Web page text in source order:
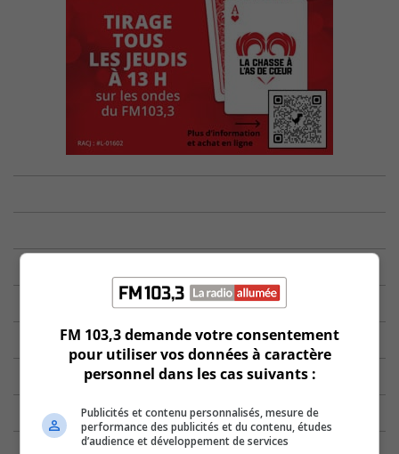
FM 103,3 demande votre consentement
pour utiliser vos données à caractère
personnel dans les cas suivants :
Publicités et contenu personnalisés, mesure de
performance des publicités et du contenu, études
d’audience et développement de services